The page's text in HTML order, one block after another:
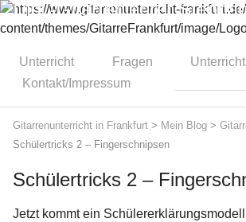
Dipl.-Gitarrenlehrer
Unterricht Fragen
Kontakt/Impressum
Gitarrenunterricht in Frankfurt > Mein Blog >
Schülertricks 2 – Fingerschnipsen
Schülertricks 2 –
Jetzt kommt ein